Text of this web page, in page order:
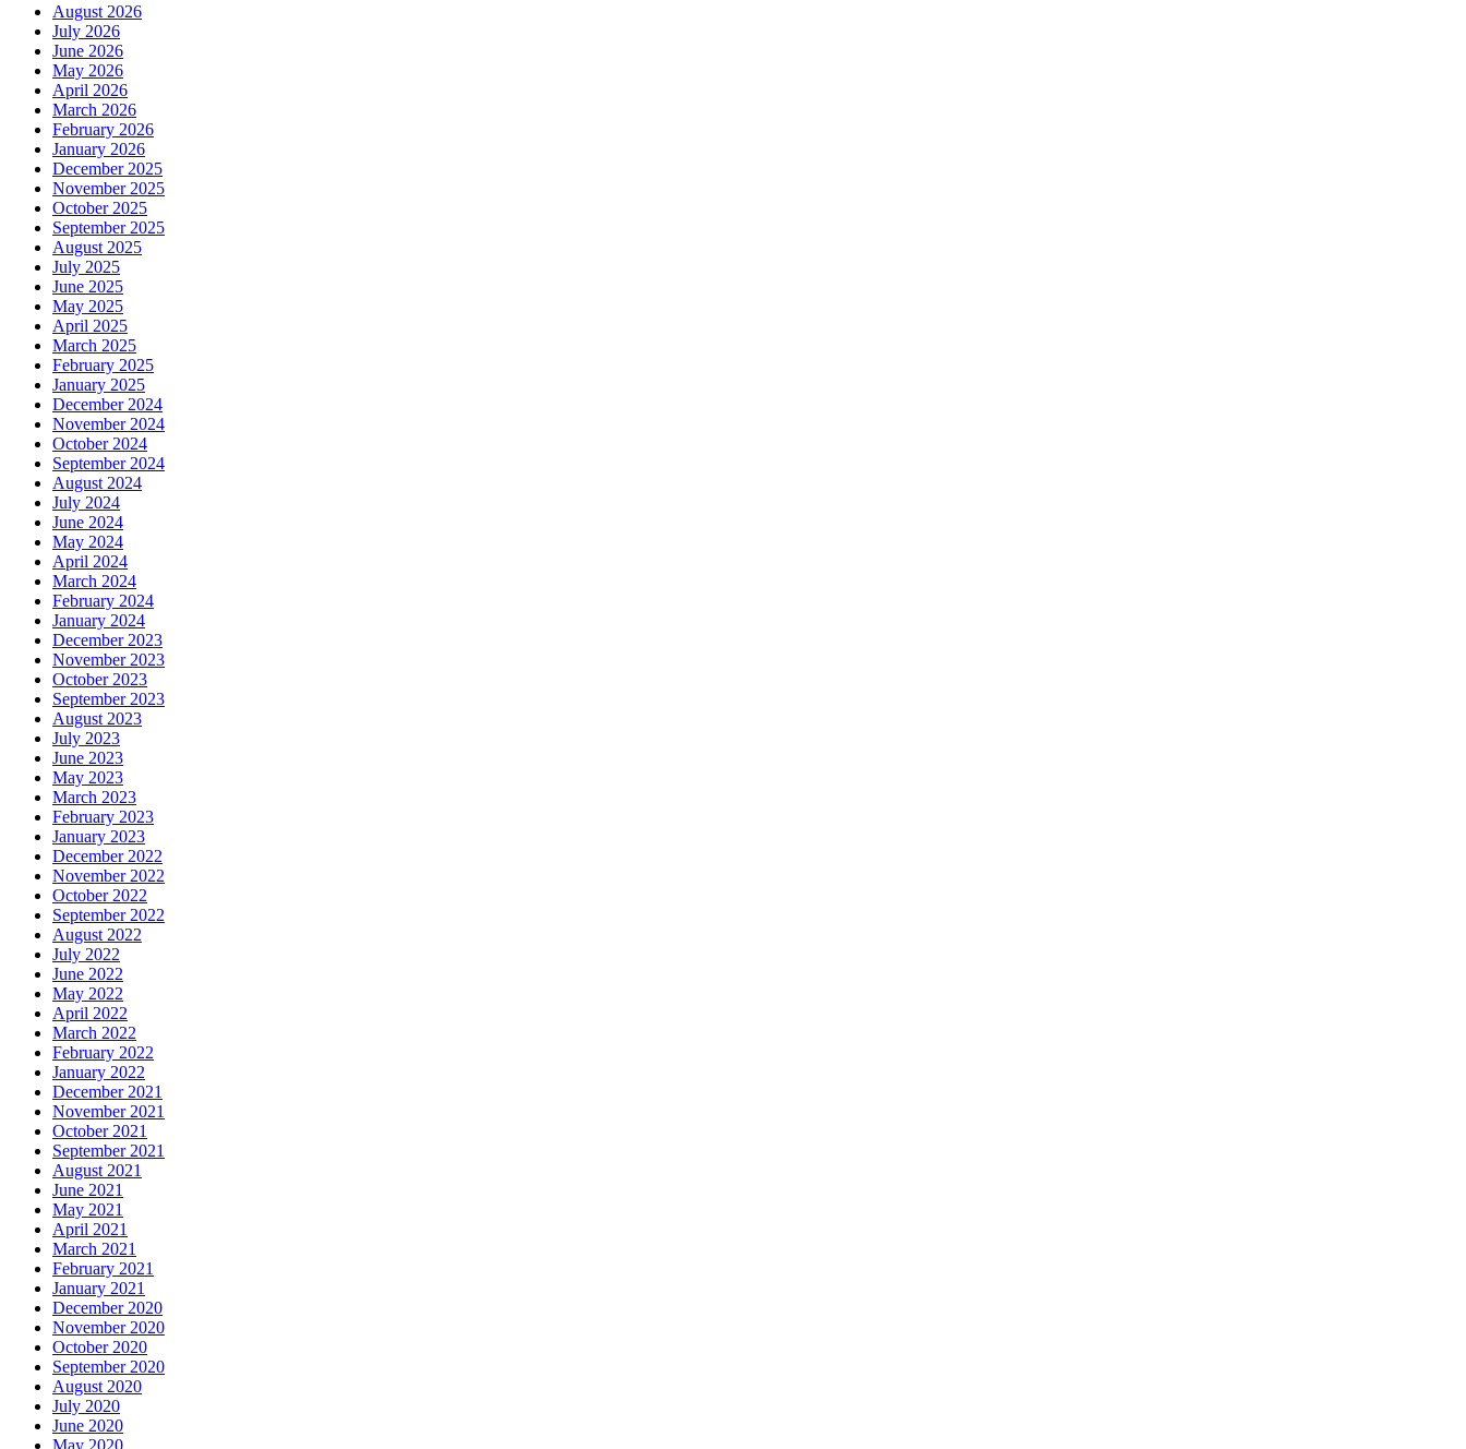
August 2026
July 2026
June 2026
May 2026
April 2026
March 2026
February 2026
January 2026
December 2025
November 2025
October 2025
September 2025
August 2025
July 2025
June 2025
May 2025
April 2025
March 2025
February 2025
January 2025
December 2024
November 2024
October 2024
September 2024
August 2024
July 2024
June 2024
May 2024
April 2024
March 2024
February 2024
January 2024
December 2023
November 2023
October 2023
September 2023
August 2023
July 2023
June 2023
May 2023
March 2023
February 2023
January 2023
December 2022
November 2022
October 2022
September 2022
August 2022
July 2022
June 2022
May 2022
April 2022
March 2022
February 2022
January 2022
December 2021
November 2021
October 2021
September 2021
August 2021
June 2021
May 2021
April 2021
March 2021
February 2021
January 2021
December 2020
November 2020
October 2020
September 2020
August 2020
July 2020
June 2020
May 2020